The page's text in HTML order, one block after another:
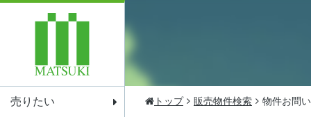
売りたい トップ 販売物件検索 物件お問